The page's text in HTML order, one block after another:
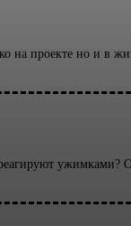
на проекте но и в
ужимками?